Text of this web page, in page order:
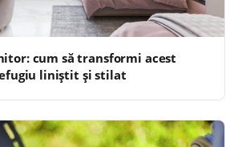
cum să transformi acest
liniștit și stilat